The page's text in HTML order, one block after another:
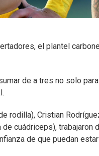
el plantel
de a tres no solo
rodilla), Cristian
cuádriceps), trabajaron
de que puedan